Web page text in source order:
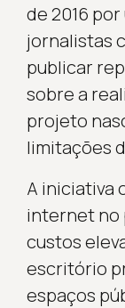
de 2016
jornalistas
publicar
sobre a
projeto
limitações
A iniciativa
internet no
custos
escritório
espaços